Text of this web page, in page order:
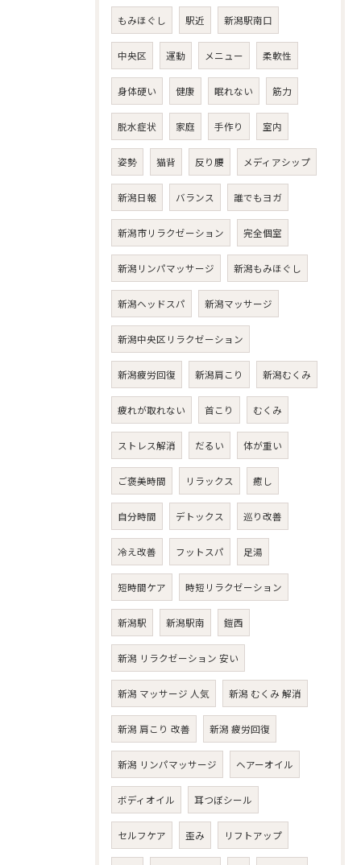
もみほぐし 駅近 新潟駅南口
中央区 運動 メニュー 柔軟性
身体硬い 健康 眠れない 筋力
脱水症状 家庭 手作り 室内
姿勢 猫背 反り腰 メディアシップ
新潟日報 バランス 誰でもヨガ
新潟市リラクゼーション 完全個室
新潟リンパマッサージ 新潟もみほぐし
新潟ヘッドスパ 新潟マッサージ
新潟中央区リラクゼーション
新潟疲労回復 新潟肩こり 新潟むくみ
疲れが取れない 首こり むくみ
ストレス解消 だるい 体が重い
ご褒美時間 リラックス 癒し
自分時間 デトックス 巡り改善
冷え改善 フットスパ 足湯
短時間ケア 時短リラクゼーション
新潟駅 新潟駅南 鎧西
新潟 リラクゼーション 安い
新潟 マッサージ 人気 新潟 むくみ 解消
新潟 肩こり 改善 新潟 疲労回復
新潟 リンパマッサージ ヘアーオイル
ボディオイル 耳つぼシール
セルフケア 歪み リフトアップ